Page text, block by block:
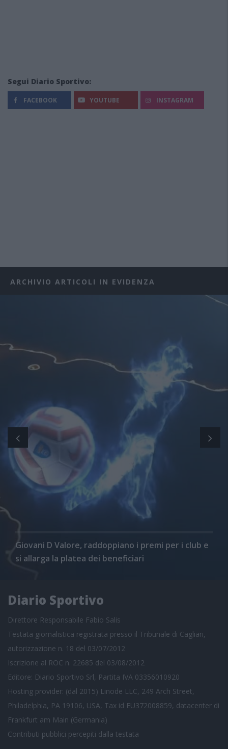
Segui Diario Sportivo:
FACEBOOK YOUTUBE INSTAGRAM
ARCHIVIO ARTICOLI IN EVIDENZA
Giovani D Valore, raddoppiano i premi per i club e
si allarga la platea dei beneficiari
Diario Sportivo
Direttore Responsabile Fabio Salis
Testata giornalistica registrata presso il Tribunale di Cagliari,
autorizzazione n. 18 del 03/07/2012
Iscrizione al ROC n. 22685 del 03/08/2012
Editore: Diario Sportivo Srl, Partita IVA 03356010920
Hosting provider: (dal 2015) Linode LLC, 249 Arch Street,
Philadelphia, PA 19106, USA, Tax id EU372008859, datacenter di
Frankfurt am Main (Germania)
Contributi pubblici percepiti dalla testata